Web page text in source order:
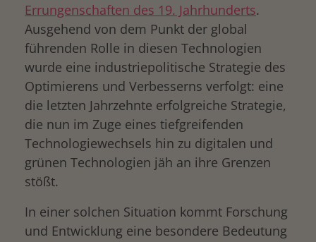
Errungenschaften des 19. Jahrhunderts.
Ausgehend von dem Punkt der global
führenden Rolle in diesen Technologien
wurde eine industriepolitische Strategie des
Optimierens und Verbesserns verfolgt: eine
die letzten Jahrzehnte erfolgreiche Strategie,
die nun im Zuge eines tiefgreifenden
Technologiewechsels hin zu digitalen und
grünen Technologien jäh an ihre Grenzen
stößt.
In einer solchen Situation kommt Forschung
und Entwicklung eine besondere Bedeutung